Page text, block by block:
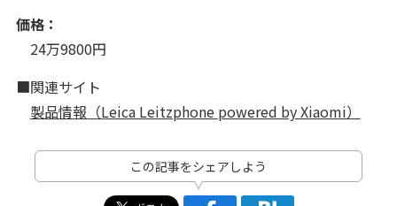
価格：
24万9800円
■関連サイト
製品情報（Leica Leitzphone powered by Xiaomi）
この記事をシェアしよう